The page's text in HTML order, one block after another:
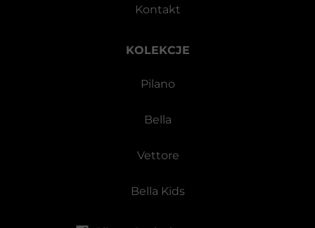
KOLEKCJE
Pilano
Bella
Vettore
Bella Kids
Kontakt